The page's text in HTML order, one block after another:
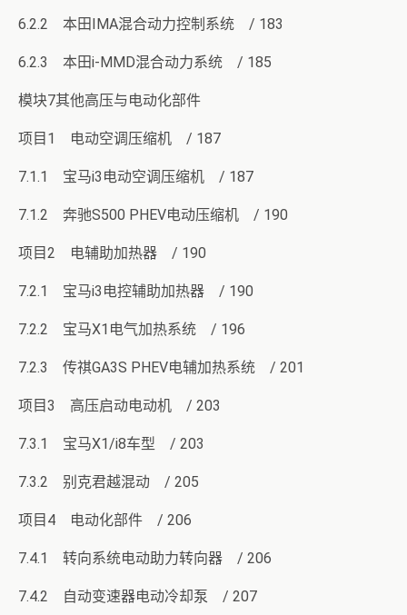
6.2.2 本田IMA混合动力控制系统 / 183
6.2.3 本田i-MMD混合动力系统 / 185
模块7其他高压与电动化部件
项目1 电动空调压缩机 / 187
7.1.1 宝马i3电动空调压缩机 / 187
7.1.2 奔驰S500 PHEV电动压缩机 / 190
项目2 电辅助加热器 / 190
7.2.1 宝马i3电控辅助加热器 / 190
7.2.2 宝马X1电气加热系统 / 196
7.2.3 传祺GA3S PHEV电辅加热系统 / 201
项目3 高压启动电动机 / 203
7.3.1 宝马X1/i8车型 / 203
7.3.2 别克君越混动 / 205
项目4 电动化部件 / 206
7.4.1 转向系统电动助力转向器 / 206
7.4.2 自动变速器电动冷却泵 / 207